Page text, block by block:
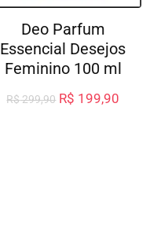
Deo Parfum
Essencial Desejos
Feminino 100 ml
R$299,90 R$ 199,90